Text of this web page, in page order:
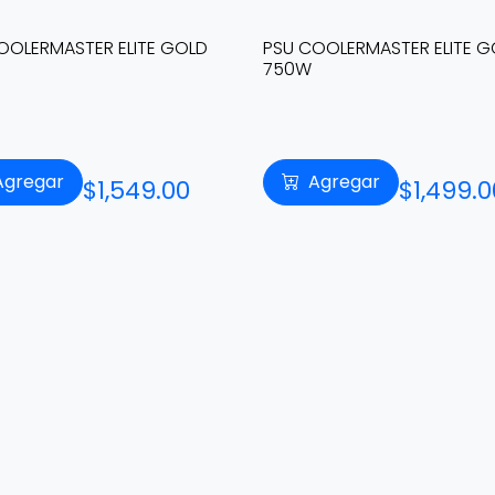
ELITE GOLD
$1,499.00
GPU NVIDIA RTX 3050 6GB
Agregar